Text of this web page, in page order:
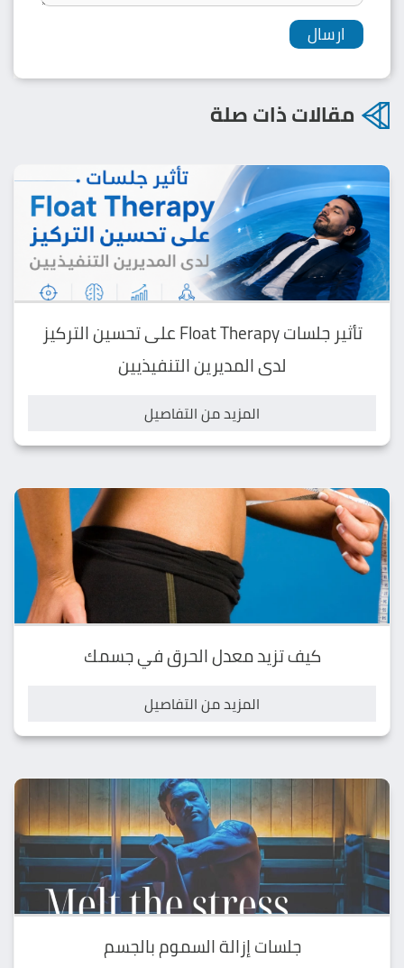
مقالات ذات صلة
تأثير جلسات Float Therapy على تحسين التركيز
لدى المديرين التنفيذيين
المزيد من التفاصيل
كيف تزيد معدل الحرق في جسمك
المزيد من التفاصيل
جلسات إزالة السموم بالجسم